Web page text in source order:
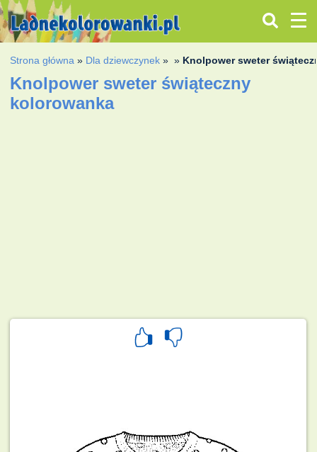
Strona główna » Dla dziewczynek » » Knolpower sweter
Knolpower sweter świąteczny
kolorowanka